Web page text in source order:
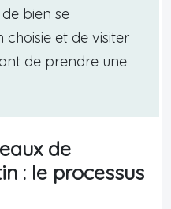
bien se
choisie et de visiter
de prendre une
de
: le processus